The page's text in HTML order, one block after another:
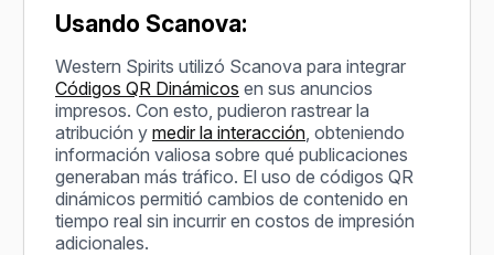
Usando Scanova:
Western Spirits utilizó Scanova para integrar
Códigos QR Dinámicos en sus anuncios
impresos. Con esto, pudieron rastrear la
atribución y medir la interacción, obteniendo
información valiosa sobre qué publicaciones
generaban más tráfico. El uso de códigos QR
dinámicos permitió cambios de contenido en
tiempo real sin incurrir en costos de impresión
adicionales.